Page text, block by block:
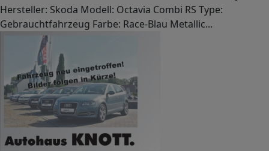
Hersteller: Skoda Modell: Octavia Combi RS Type:
Gebrauchtfahrzeug Farbe: Race-Blau Metallic...